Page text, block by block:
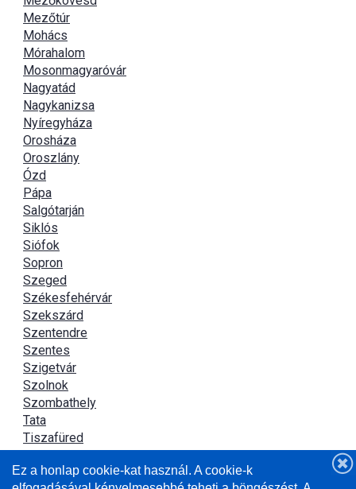
Mezőtúr
Mohács
Mórahalom
Mosonmagyaróvár
Nagyatád
Nagykanizsa
Nyíregyháza
Orosháza
Oroszlány
Ózd
Pápa
Salgótarján
Siklós
Siófok
Sopron
Szeged
Székesfehérvár
Szekszárd
Szentendre
Szentes
Szigetvár
Szolnok
Szombathely
Tata
Tiszafüred
Újszász
Ez a honlap cookie-kat használ. A cookie-k